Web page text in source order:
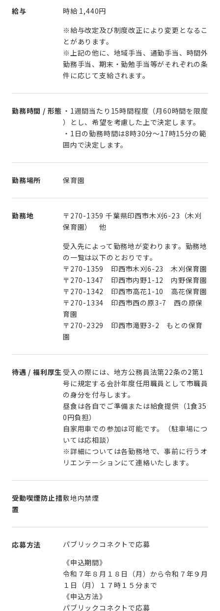
給与 時給 1,440円
※給与改定及び制度改正により変更となるこ
とがあります。
※上記の他に、地域手当、通勤手当、時間外
勤務手当、期末・勤勉手当等がそれぞれの条
件に応じて支給されます。
勤務時間 / 形態 ・1週間当たり15時間程度（月60時間を限度
）とし、希望を考慮した上で決定します。
・1日の勤務時間は8時30分～17時15分の範
囲内で決定します。
勤務場所 保育園
勤務地
〒270-1359 千葉県印西市木刈6-23（木刈
保育園） 他
受入先によって勤務地が変わります。勤務地
の一覧は以下のとおりです。
〒270-1359 印西市木刈6-23 木刈保育園
〒270-1347 印西市内野1-12 内野保育園
〒270-1342 印西市高花1-10 高花保育園
〒270-1334 印西市西の原3-7 西の原保
育園
〒270-2329 印西市滝野3-2 もとの保育
園
待遇 / 福利厚生 受入の際には、地方公務員法第22条の2第1
号に規定する会計年度任用職員として市職員
の身分を付与します。
昼食は各自でご準備または給食提供（1食35
0円負担）
自家用車での参加は可能です。（駐車場につ
いては応相談）
※詳細については各勤務地で、事前に行うオ
リエンテーションにて連絡いたします。
受動喫煙防止措
置
敷地内禁煙
応募方法
パブリックコネクトで応募
《申込期間》
令和７年８月１８日（月）から令和７年９月
１日（月）１７時１５分まで
《申込方法》
パブリックコネクトで応募